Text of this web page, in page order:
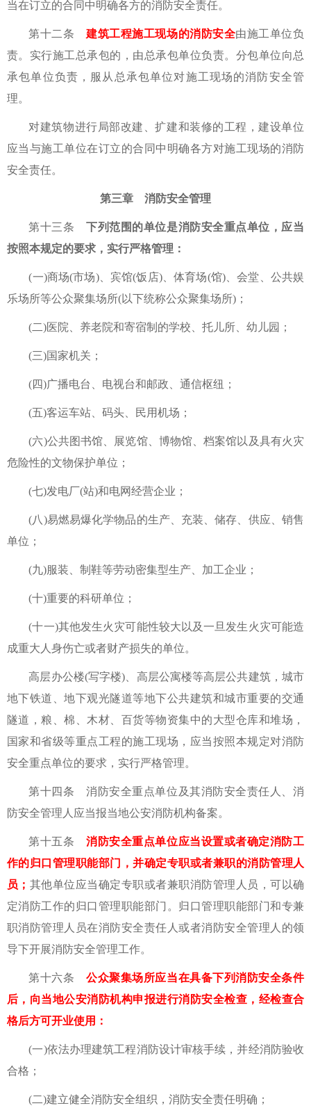
当在订立的合同中明确各方的消防安全责任。
第十二条 建筑工程施工现场的消防安全由施工单位负
责。实行施工总承包的，由总承包单位负责。分包单位向总
承包单位负责，服从总承包单位对施工现场的消防安全管
理。
对建筑物进行局部改建、扩建和装修的工程，建设单位
应当与施工单位在订立的合同中明确各方对施工现场的消防
安全责任。
第三章 消防安全管理
第十三条 下列范围的单位是消防安全重点单位，应当
按照本规定的要求，实行严格管理：
(一)商场(市场)、宾馆(饭店)、体育场(馆)、会堂、公共娱
乐场所等公众聚集场所(以下统称公众聚集场所)；
(二)医院、养老院和寄宿制的学校、托儿所、幼儿园；
(三)国家机关；
(四)广播电台、电视台和邮政、通信枢纽；
(五)客运车站、码头、民用机场；
(六)公共图书馆、展览馆、博物馆、档案馆以及具有火灾
危险性的文物保护单位；
(七)发电厂(站)和电网经营企业；
(八)易燃易爆化学物品的生产、充装、储存、供应、销售
单位；
(九)服装、制鞋等劳动密集型生产、加工企业；
(十)重要的科研单位；
(十一)其他发生火灾可能性较大以及一旦发生火灾可能造
成重大人身伤亡或者财产损失的单位。
高层办公楼(写字楼)、高层公寓楼等高层公共建筑，城市
地下铁道、地下观光隧道等地下公共建筑和城市重要的交通
隧道，粮、棉、木材、百货等物资集中的大型仓库和堆场，
国家和省级等重点工程的施工现场，应当按照本规定对消防
安全重点单位的要求，实行严格管理。
第十四条 消防安全重点单位及其消防安全责任人、消
防安全管理人应当报当地公安消防机构备案。
第十五条 消防安全重点单位应当设置或者确定消防工
作的归口管理职能部门，并确定专职或者兼职的消防管理人
员； 其他单位应当确定专职或者兼职消防管理人员，可以确
定消防工作的归口管理职能部门。归口管理职能部门和专兼
职消防管理人员在消防安全责任人或者消防安全管理人的领
导下开展消防安全管理工作。
第十六条 公众聚集场所应当在具备下列消防安全条件
后，向当地公安消防机构申报进行消防安全检查，经检查合
格后方可开业使用：
(一)依法办理建筑工程消防设计审核手续，并经消防验收
合格；
(二)建立健全消防安全组织，消防安全责任明确；